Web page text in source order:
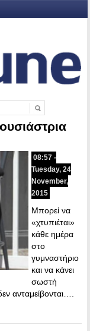
08:57 -
Tuesday, 24
November,
2015
Μπορεί να
«χτυπιέται»
κάθε ημέρα
στο
γυμναστήριο
και να κάνει
σωστή
ανταμείβονται….